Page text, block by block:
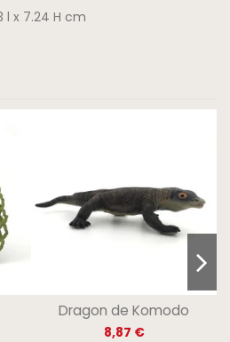
l x 7.24 H cm
Dragon de Komodo
8,87 €